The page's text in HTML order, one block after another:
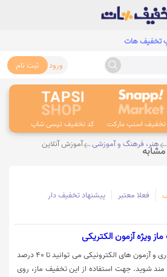
تخفیف هات
ورود ثبت نام
تخفیف اسنپ مارکت کد تخفیف تپسی شاپ
هنر، فرهنگ و آموزشی آموزش آنلاین
فعلا معتبر پیشنهاد تخفیف دار
برای خرید آموزش آنلاین کنکوری و آزمون های الکترونیکی می توانید تا 40 درصد
شوید. جهت استفاده از این تخفیف ماز، روی